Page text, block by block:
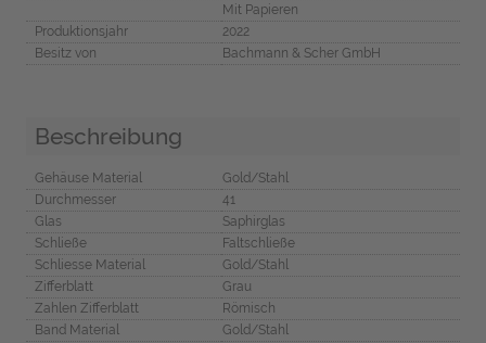
Mit Papieren
Produktionsjahr
2022
Besitz von
Bachmann & Scher GmbH
Beschreibung
Gehäuse Material
Gold/Stahl
Durchmesser
41
Glas
Saphirglas
Schließe
Faltschließe
Schliesse Material
Gold/Stahl
Zifferblatt
Grau
Zahlen Zifferblatt
Römisch
Band Material
Gold/Stahl